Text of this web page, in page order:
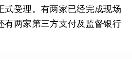
式受理。有两家已经完成现场
有两家第三方支付及监督银行